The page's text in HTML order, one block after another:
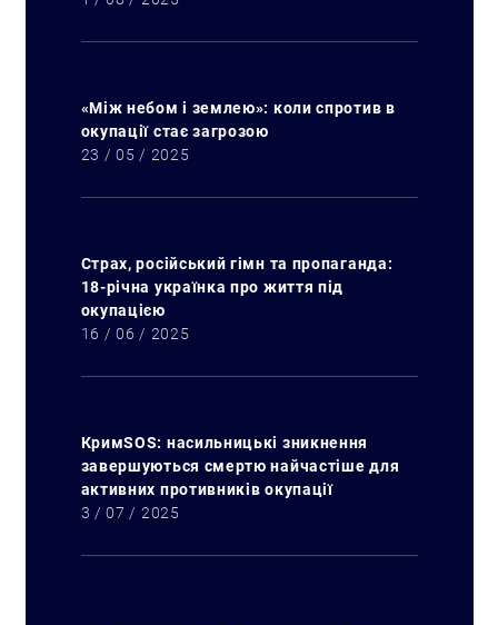
«Між небом і землею»: коли спротив в
окупації стає загрозою
23 / 05 / 2025
Страх, російський гімн та пропаганда:
18-річна українка про життя під
окупацією
16 / 06 / 2025
КримSOS: насильницькі зникнення
завершуються смертю найчастіше для
активних противників окупації
3 / 07 / 2025